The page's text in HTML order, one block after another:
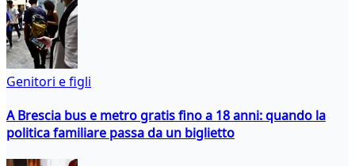
Genitori e figli
A Brescia bus e metro gratis fino a 18 anni: quando la
politica familiare passa da un biglietto